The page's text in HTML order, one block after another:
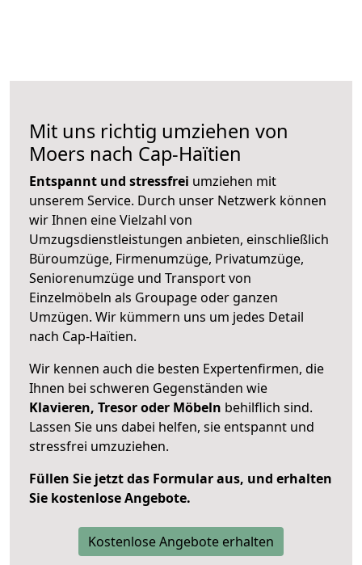
Mit uns richtig umziehen von
Moers nach Cap-Haïtien
Entspannt und stressfrei umziehen mit
unserem Service. Durch unser Netzwerk können
wir Ihnen eine Vielzahl von
Umzugsdienstleistungen anbieten, einschließlich
Büroumzüge, Firmenumzüge, Privatumzüge,
Seniorenumzüge und Transport von
Einzelmöbeln als Groupage oder ganzen
Umzügen. Wir kümmern uns um jedes Detail
nach Cap-Haïtien.
Wir kennen auch die besten Expertenfirmen, die
Ihnen bei schweren Gegenständen wie
Klavieren, Tresor oder Möbeln behilflich sind.
Lassen Sie uns dabei helfen, sie entspannt und
stressfrei umzuziehen.
Füllen Sie jetzt das Formular aus, und erhalten
Sie kostenlose Angebote.
Kostenlose Angebote erhalten